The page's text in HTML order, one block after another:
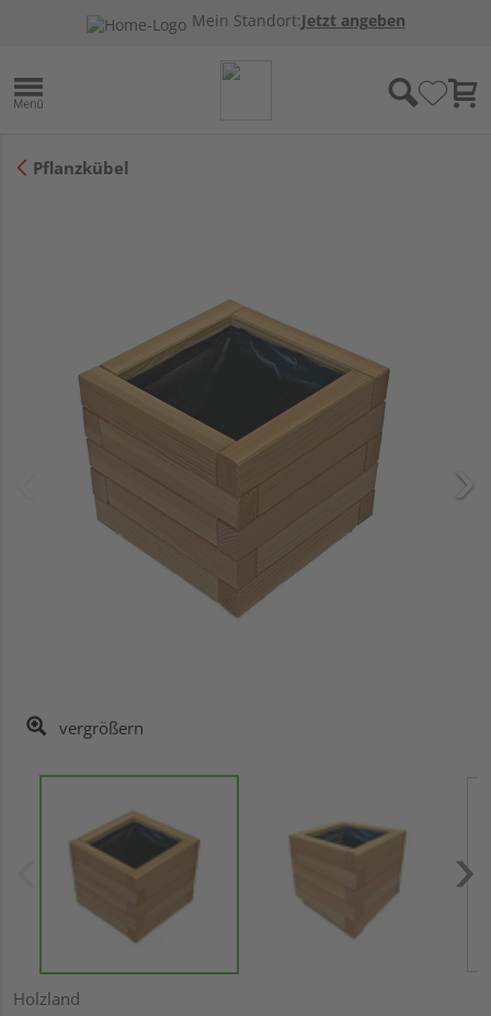
Mein Standort:Jetzt angeben
Pflanzkübel
vergrößern
Holzland